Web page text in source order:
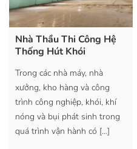
Nhà Thầu Thi Công Hệ
Thống Hút Khói
Trong các nhà máy, nhà
xưởng, kho hàng và công
trình công nghiệp, khói, khí
nóng và bụi phát sinh trong
quá trình vận hành có […]